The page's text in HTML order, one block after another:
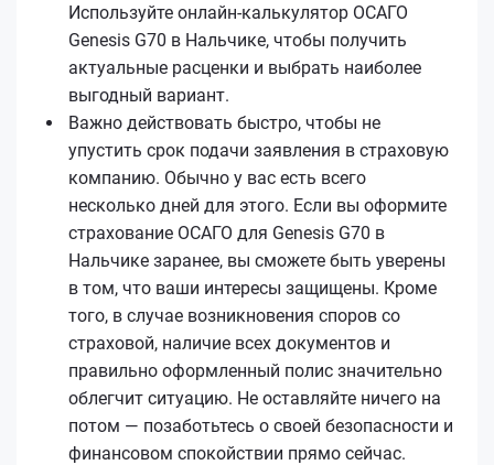
Используйте онлайн-калькулятор ОСАГО
Genesis G70 в Нальчике, чтобы получить
актуальные расценки и выбрать наиболее
выгодный вариант.
Важно действовать быстро, чтобы не
упустить срок подачи заявления в страховую
компанию. Обычно у вас есть всего
несколько дней для этого. Если вы оформите
страхование ОСАГО для Genesis G70 в
Нальчике заранее, вы сможете быть уверены
в том, что ваши интересы защищены. Кроме
того, в случае возникновения споров со
страховой, наличие всех документов и
правильно оформленный полис значительно
облегчит ситуацию. Не оставляйте ничего на
потом — позаботьтесь о своей безопасности и
финансовом спокойствии прямо сейчас.